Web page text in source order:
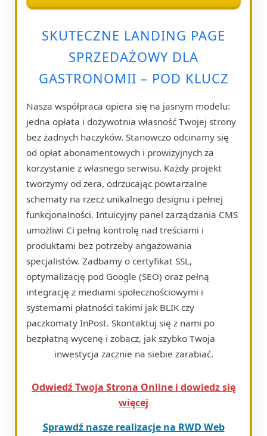
SKUTECZNE LANDING PAGE
SPRZEDAŻOWY DLA
GASTRONOMII – POD KLUCZ
Nasza współpraca opiera się na jasnym modelu:
jedna opłata i dożywotnia własność Twojej strony
bez żadnych haczyków. Stanowczo odcinamy się
od opłat abonamentowych i prowizyjnych za
korzystanie z własnego serwisu. Każdy projekt
tworzymy od zera, odrzucając powtarzalne
schematy na rzecz unikalnego designu i pełnej
funkcjonalności. Intuicyjny panel zarządzania CMS
umożliwi Ci pełną kontrolę nad treściami i
produktami bez potrzeby angażowania
specjalistów. Zadbamy o certyfikat SSL,
optymalizację pod Google (SEO) oraz pełną
integrację z mediami społecznościowymi i
systemami płatności takimi jak BLIK czy
paczkomaty InPost. Skontaktuj się z nami po
bezpłatną wycenę i zobacz, jak szybko Twoja
inwestycja zacznie na siebie zarabiać.
Odwiedź Twoja Strona Online i dowiedz się
więcej
Sprawdź nasze realizacje na RWD Web